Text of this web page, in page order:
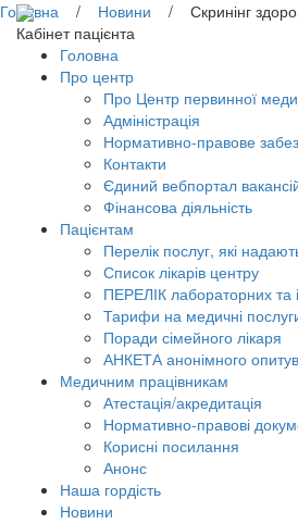
Кабінет пацієнта
Головна
Про центр
Про Центр первинної
Адміністрація
Нормативно-правове
Контакти
Єдиний вебпортал
Фінансова діяльність
Пацієнтам
Перелік послуг, які
Список лікарів центру
ПЕРЕЛІК лабораторних та
Тарифи на медичні
Поради сімейного лікаря
АНКЕТА анонімного
Медичним працівникам
Атестація/акредитація
Нормативно-правові
Корисні посилання
Анонс
Наша гордість
Новини
Головна / Новини / Скринінг